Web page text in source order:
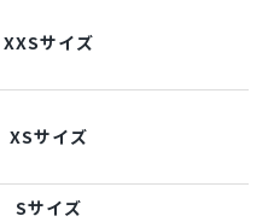
XXSサイズ
XSサイズ
Sサイズ